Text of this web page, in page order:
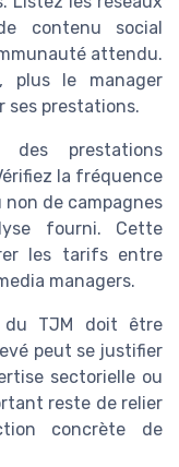
contenu social
attendu.
plus le manager
ses prestations.
prestations
la fréquence
de campagnes
fourni. Cette
les tarifs entre
managers.
TJM doit être
peut se justifier
sectorielle ou
reste de relier
concrète de